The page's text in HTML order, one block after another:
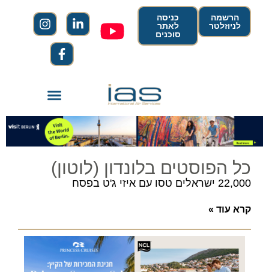
הרשמה
לניוזלטר
כניסה
לאתר
סוכנים
כל הפוסטים בלונדון (לוטון)
22,000 ישראלים טסו עם איזי ג'ט בפסח
קרא עוד »